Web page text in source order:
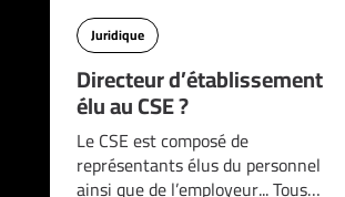
Juridique
Directeur d’établissement
élu au CSE ?
Le CSE est composé de
représentants élus du personnel
ainsi que de l’employeur... Tous…